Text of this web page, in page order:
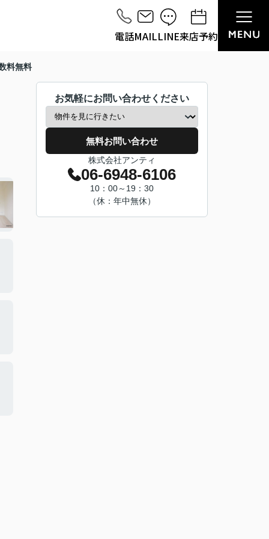
電話MAILLINE来店予約
料無料
お気軽にお問い合わせください
無料お問い合わせ
株式会社アンティ
06-6948-6106
10：00～19：30
（休：年中無休）